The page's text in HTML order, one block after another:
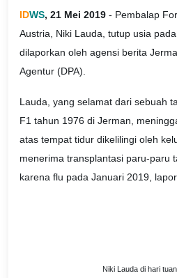
IDWS, 21 Mei 2019 - Pembalap
Austria, Niki Lauda, tutup usia
dilaporkan oleh agensi berita
Agentur (DPA).
Lauda, yang selamat dari sebuah
F1 tahun 1976 di Jerman,
atas tempat tidur dikelilingi oleh
menerima transplantasi paru-paru
karena flu pada Januari 2019, lapor
Niki Lauda di hari